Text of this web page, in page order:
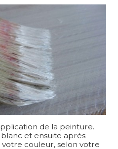
de la peinture.
et ensuite après
couleur, selon votre